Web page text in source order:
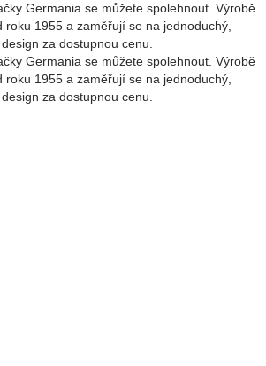
Germania se můžete spolehnout. Výrobě
roku 1955 a zaměřují se na jednoduchý,
za dostupnou cenu.
Germania se můžete spolehnout. Výrobě
roku 1955 a zaměřují se na jednoduchý,
za dostupnou cenu.